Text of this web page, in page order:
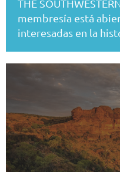
THE
membresía está
interesadas en la